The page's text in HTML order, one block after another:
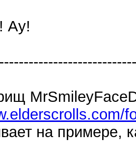
Ау!
на примере,